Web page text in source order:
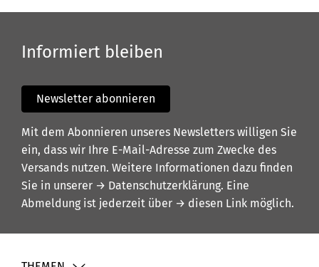
Informiert bleiben
Newsletter abonnieren
Mit dem Abonnieren unseres Newsletters willigen Sie
ein, dass wir Ihre E-Mail-Adresse zum Zwecke des
Versands nutzen. Weitere Informationen dazu finden
Sie in unserer → Datenschutzerklärung. Eine
Abmeldung ist jederzeit über → diesen Link möglich.